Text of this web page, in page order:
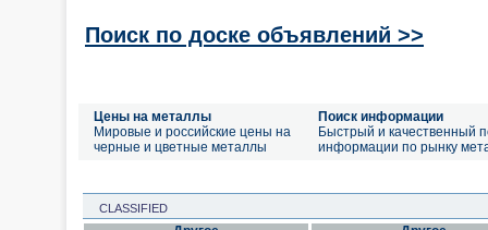
Поиск по доске объявлений >>
Цены на металлы
Мировые и российские цены на
черные и цветные металлы
Поиск информации
Быстрый и качественный
информации по рынку
CLASSIFIED